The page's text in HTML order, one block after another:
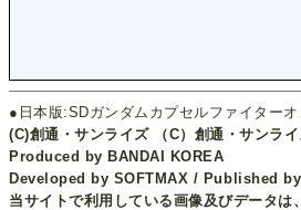
●日本版:SDガンダムカプセルファイターオ
(C)創通・サンライズ （C）創通・サンラ
Produced by BANDAI KOREA
Developed by SOFTMAX / Published
当サイトで利用している画像及びデータは